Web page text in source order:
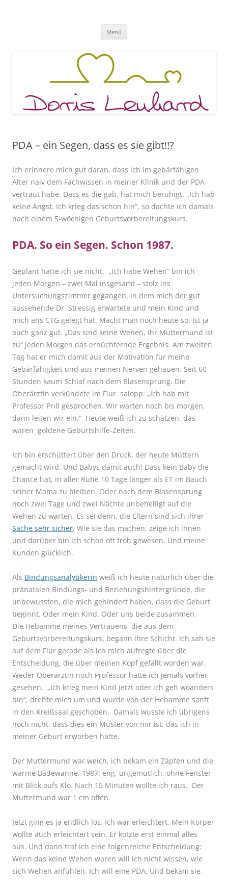
Menü
PDA – ein Segen, dass es sie gibt!!?
Ich erinnere mich gut daran, dass ich im gebärfähigen
Alter naiv dem Fachwissen in meiner Klinik und der PDA
vertraut habe. Dass es die gab, hat mich beruhigt. „Ich hab
keine Angst. Ich krieg das schon hin“, so dachte ich damals
nach einem 5-wöchigen Geburtsvorbereitungskurs.
PDA. So ein Segen. Schon 1987.
Geplant hatte ich sie nicht. „Ich habe Wehen“ bin ich
jeden Morgen – zwei Mal insgesamt – stolz ins
Untersuchungszimmer gegangen, in dem mich der gut
aussehende Dr. Stressig erwartete und mein Kind und
mich ans CTG gelegt hat. Macht man noch heute so. Ist ja
auch ganz gut. „Das sind keine Wehen, Ihr Muttermund ist
zu“ jeden Morgen das ernüchternde Ergebnis. Am zweiten
Tag hat er mich damit aus der Motivation für meine
Gebärfähigkeit und aus meinen Nerven gehauen. Seit 60
Stunden kaum Schlaf nach dem Blasensprung. Die
Oberärztin verkündete im Flur salopp: „Ich hab mit
Professor Prill gesprochen. Wir warten noch bis morgen,
dann leiten wir ein.“ Heute weiß ich zu schätzen, das
waren goldene Geburtshilfe-Zeiten.
Ich bin erschüttert über den Druck, der heute Müttern
gemacht wird. Und Babys damit auch! Dass kein Baby die
Chance hat, in aller Ruhe 10 Tage länger als ET im Bauch
seiner Mama zu bleiben. Oder nach dem Blasensprung
noch zwei Tage und zwei Nächte unbehelligt auf die
Wehen zu warten. Es sei denn, die Eltern sind sich ihrer
Sache sehr sicher. Wie sie das machen, zeige ich ihnen
und darüber bin ich schon oft froh gewesen. Und meine
Kunden glücklich.
Als Bindungsanalytikerin weiß ich heute natürlich über die
pränatalen Bindungs- und Beziehungshintergründe, die
unbewussten, die mich gehindert haben, dass die Geburt
beginnt. Oder mein Kind. Oder uns beide zusammen.
Die Hebamme meines Vertrauens, die aus dem
Geburtsvorbereitungskurs, begann ihre Schicht. Ich sah sie
auf dem Flur gerade als ich mich aufregte über die
Entscheidung, die über meinen Kopf gefällt worden war.
Weder Oberärztin noch Professor hatte ich jemals vorher
gesehen. „Ich krieg mein Kind jetzt oder ich geh woanders
hin“, drehte mich um und wurde von der Hebamme sanft
in den Kreißsaal geschoben. Damals wusste ich übrigens
noch nicht, dass dies ein Muster von mir ist, das ich in
meiner Geburt erworben hatte.
Der Muttermund war weich, ich bekam ein Zäpfen und die
warme Badewanne. 1987: eng, ungemütlich, ohne Fenster
mit Blick aufs Klo. Nach 15 Minuten wollte ich raus. Der
Muttermund war 1 cm offen.
Jetzt ging es ja endlich los. Ich war erleichtert. Mein Körper
wollte auch erleichtert sein. Er kotzte erst einmal alles
aus. Und dann traf ich eine folgenreiche Entscheidung:
Wenn das keine Wehen waren will ich nicht wissen, wie
sich Wehen anfühlen. Ich will eine PDA. Und bekam sie.